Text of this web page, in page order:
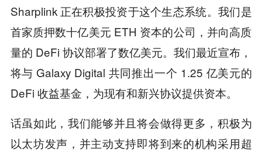
Sharplink 正在积极投资于这个生态系统。我们是
首家质押数十亿美元 ETH 资本的公司，并向高质
量的 DeFi 协议部署了数亿美元。我们最近宣布，
将与 Galaxy Digital 共同推出一个 1.25 亿美元的
DeFi 收益基金，为现有和新兴协议提供资本。
话虽如此，我们能够并且将会做得更多，积极为
以太坊发声，并主动支持即将到来的机构采用超